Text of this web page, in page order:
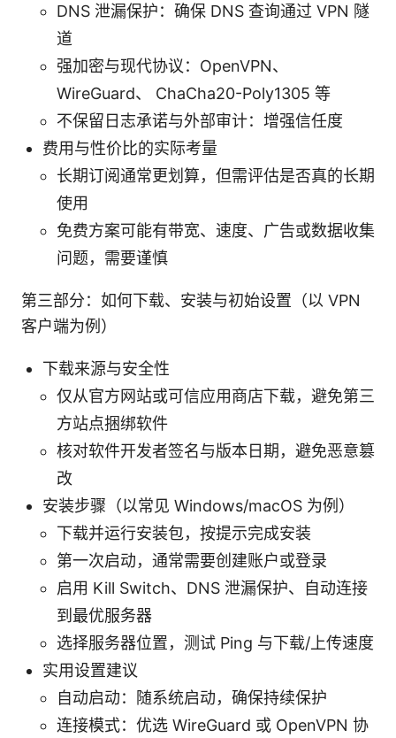
DNS 泄漏保护：确保 DNS 查询通过 VPN 隧
道
强加密与现代协议：OpenVPN、
WireGuard、 ChaCha20-Poly1305 等
不保留日志承诺与外部审计：增强信任度
费用与性价比的实际考量
长期订阅通常更划算，但需评估是否真的长期
使用
免费方案可能有带宽、速度、广告或数据收集
问题，需要谨慎
第三部分：如何下载、安装与初始设置（以 VPN
客户端为例）
下载来源与安全性
仅从官方网站或可信应用商店下载，避免第三
方站点捆绑软件
核对软件开发者签名与版本日期，避免恶意篡
改
安装步骤（以常见 Windows/macOS 为例）
下载并运行安装包，按提示完成安装
第一次启动，通常需要创建账户或登录
启用 Kill Switch、DNS 泄漏保护、自动连接
到最优服务器
选择服务器位置，测试 Ping 与下载/上传速度
实用设置建议
自动启动：随系统启动，确保持续保护
连接模式：优选 WireGuard 或 OpenVPN 协